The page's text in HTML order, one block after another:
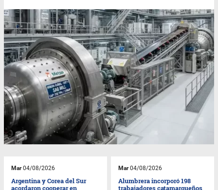
Mar04/08/2026
Argentina y Corea del Sur
acordaron cooperar en
Mar04/08/2026
Alumbrera incorporó 198
trabajadores catamarqueños